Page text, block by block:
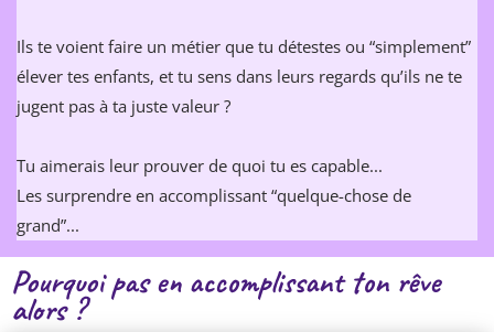
Ils te voient faire un métier que tu détestes ou “simplement”
élever tes enfants, et tu sens dans leurs regards qu’ils ne te
jugent pas à ta juste valeur ?
Tu aimerais leur prouver de quoi tu es capable...
Les surprendre en accomplissant “quelque-chose de
grand”...
Pourquoi pas en accomplissant ton rêve
alors ?